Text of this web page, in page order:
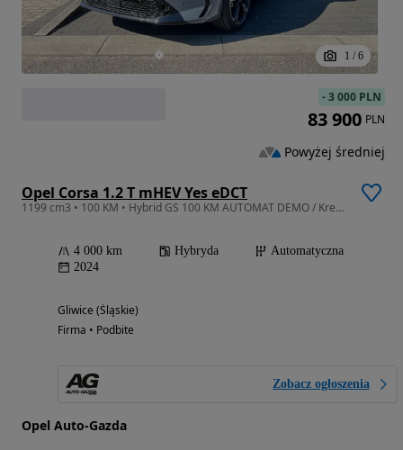
1 / 6
Opel Corsa 1.2 T mHEV Yes eDCT
1199 cm3 • 100 KM • Hybrid GS 100 KM AUTOMAT DEMO / Kredyt 0% / Simply Drive / GLIWICE
4 000 km Hybryda
Automatyczna
2024
Gliwice (Śląskie)
Firma • Podbite
Zobacz ogłoszenia
Opel Auto-Gazda
-3 000 PLN
83 900 PLN
Powyżej średniej